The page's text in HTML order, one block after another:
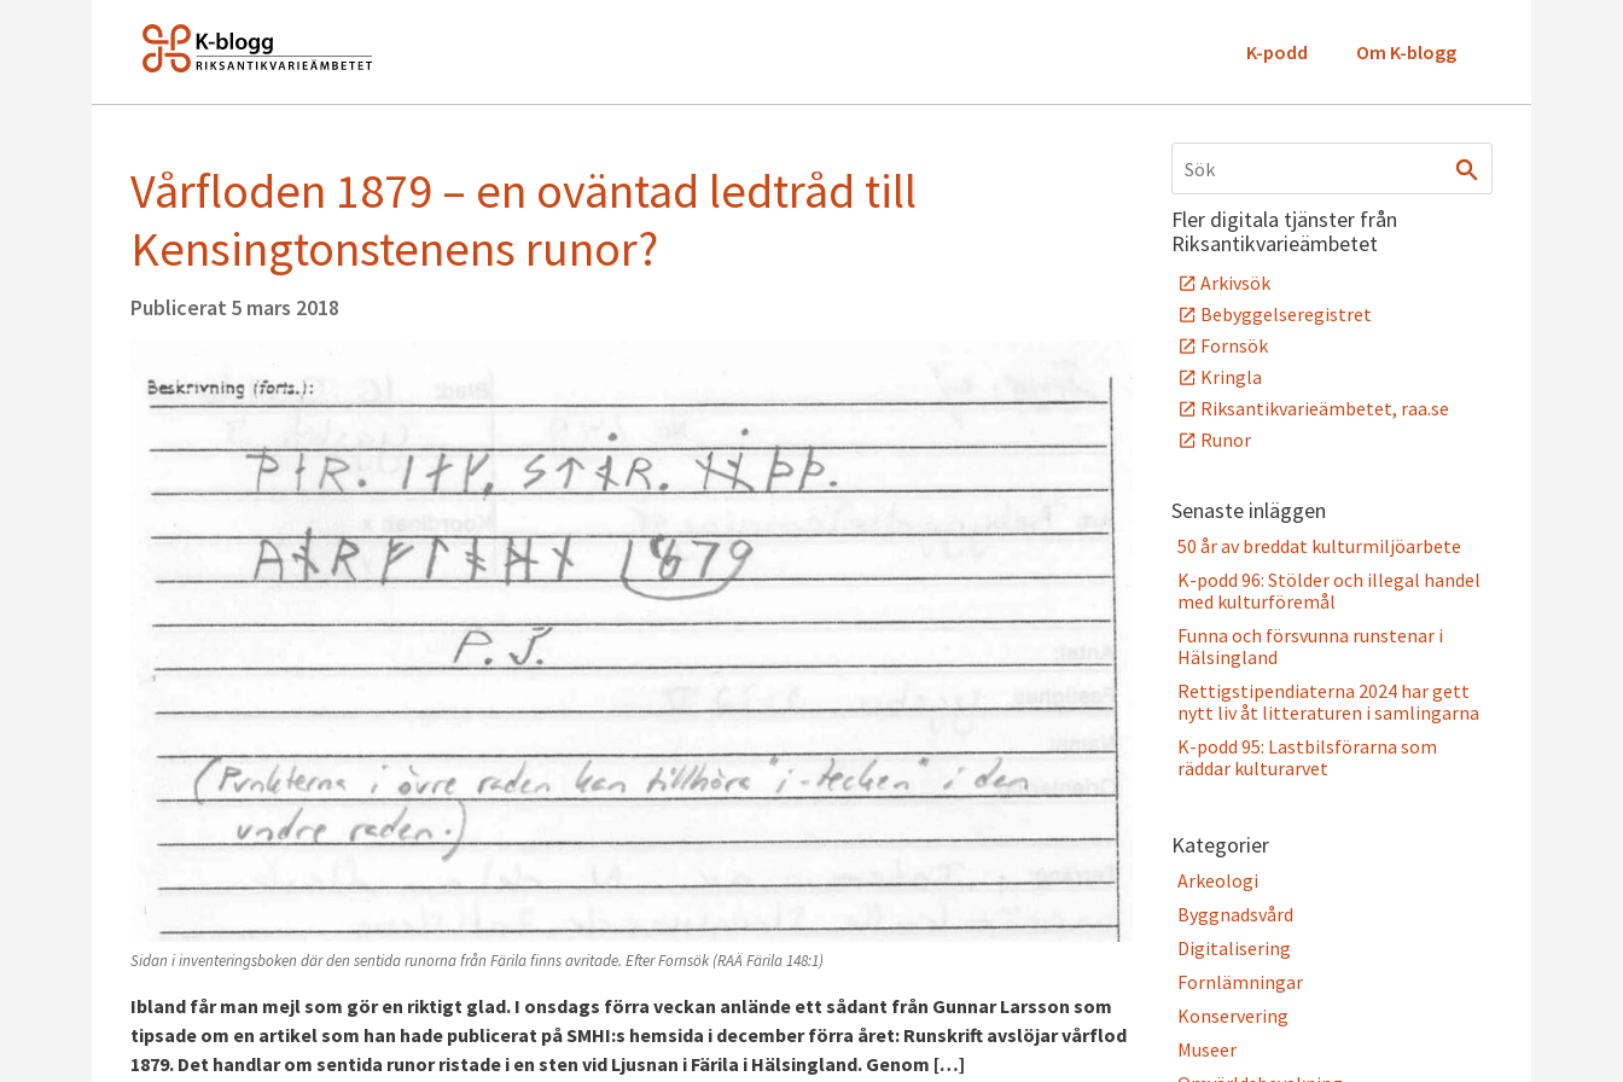
K-podd Om K-blogg
Vårfloden 1879 – en oväntad ledtråd till
Kensingtonstenens runor?
Publicerat 5 mars 2018
Sidan i inventeringsboken där den sentida runorna från Färila finns avritade. Efter Fornsök (RAÄ Färila 148:1)
Ibland får man mejl som gör en riktigt glad. I onsdags förra veckan anlände ett sådant från Gunnar Larsson som
tipsade om en artikel som han hade publicerat på SMHI:s hemsida i december förra året: Runskrift avslöjar vårflod
1879. Det handlar om sentida runor ristade i en sten vid Ljusnan i Färila i Hälsingland. Genom […]
Fler digitala tjänster från
Riksantikvarieämbetet
Arkivsök
Bebyggelseregistret
Fornsök
Kringla
Riksantikvarieämbetet, raa.se
Runor
Senaste inläggen
50 år av breddat kulturmiljöarbete
K-podd 96: Stölder och illegal handel
med kulturföremål
Funna och försvunna runstenar i
Hälsingland
Rettigstipendiaterna 2024 har gett
nytt liv åt litteraturen i samlingarna
K-podd 95: Lastbilsförarna som
räddar kulturarvet
Kategorier
Arkeologi
Byggnadsvård
Digitalisering
Fornlämningar
Konservering
Museer